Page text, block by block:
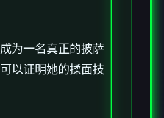
为一名真正的披萨
以证明她的揉面技